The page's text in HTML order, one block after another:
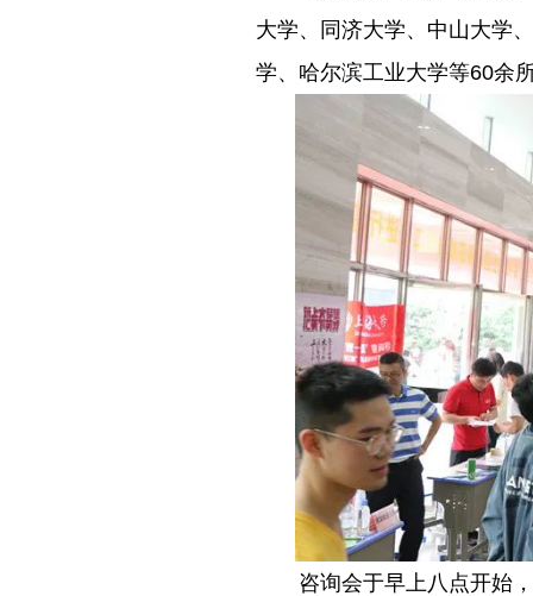
大学、同济大学、中山大学
学、哈尔滨工业大学等60余
咨询会于早上八点开始